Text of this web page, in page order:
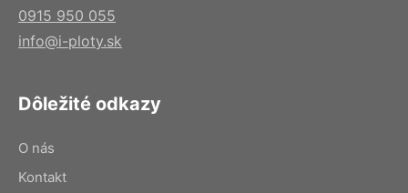
0915 950 055
info@i-ploty.sk
Dôležité odkazy
O nás
Kontakt